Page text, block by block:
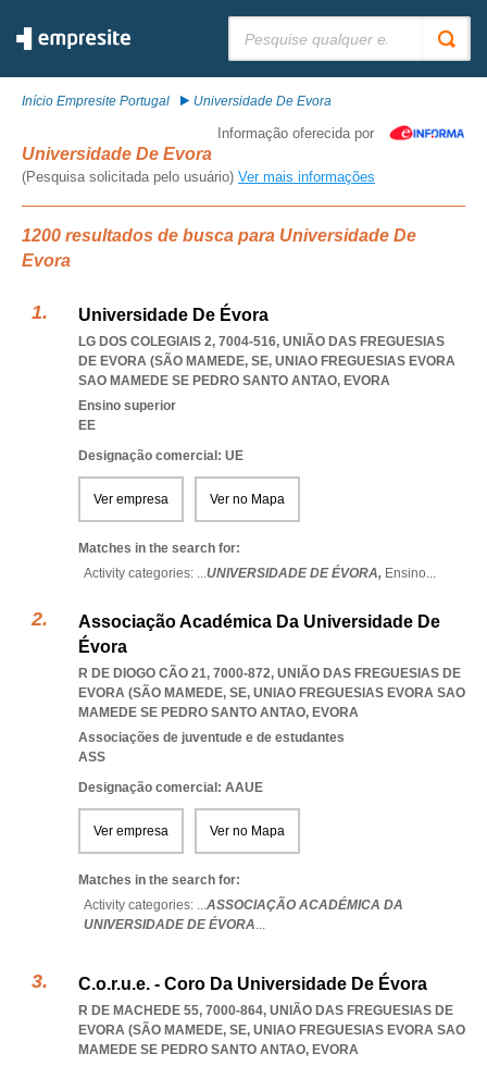
Início Empresite Portugal Universidade De Evora
Informação oferecida por
Universidade De Evora
(Pesquisa solicitada pelo usuário) Ver mais informações
1200 resultados de busca para Universidade De
Evora
Universidade De Évora
LG DOS COLEGIAIS 2, 7004-516, UNIÃO DAS FREGUESIAS
DE EVORA (SÃO MAMEDE, SE, UNIAO FREGUESIAS EVORA
SAO MAMEDE SE PEDRO SANTO ANTAO, EVORA
Ensino superior
EE
Designação comercial: UE
Ver empresa Ver no Mapa
Matches in the search for:
Activity categories: ...UNIVERSIDADE DE ÉVORA, Ensino...
Associação Académica Da Universidade De
Évora
R DE DIOGO CÃO 21, 7000-872, UNIÃO DAS FREGUESIAS DE
EVORA (SÃO MAMEDE, SE, UNIAO FREGUESIAS EVORA SAO
MAMEDE SE PEDRO SANTO ANTAO, EVORA
Associações de juventude e de estudantes
ASS
Designação comercial: AAUE
Ver empresa Ver no Mapa
Matches in the search for:
Activity categories: ...ASSOCIAÇÃO ACADÉMICA DA
UNIVERSIDADE DE ÉVORA...
C.o.r.u.e. - Coro Da Universidade De Évora
R DE MACHEDE 55, 7000-864, UNIÃO DAS FREGUESIAS DE
EVORA (SÃO MAMEDE, SE, UNIAO FREGUESIAS EVORA SAO
MAMEDE SE PEDRO SANTO ANTAO, EVORA